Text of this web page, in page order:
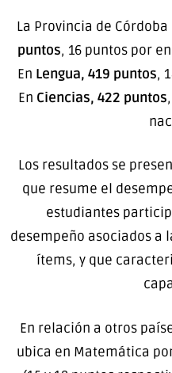
La Provincia de
puntos, 16 puntos por
En Lengua, 419 puntos,
En Ciencias, 422 puntos
Los resultados se
que resume el
estudiantes
desempeño asociados
ítems, y que
En relación a otros
ubica en Matemática